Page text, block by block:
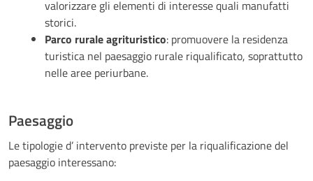
valorizzare gli elementi di interesse quali manufatti
storici.
Parco rurale agrituristico: promuovere la residenza
turistica nel paesaggio rurale riqualificato, soprattutto
nelle aree periurbane.
Paesaggio
Le tipologie d’ intervento previste per la riqualificazione del
paesaggio interessano: